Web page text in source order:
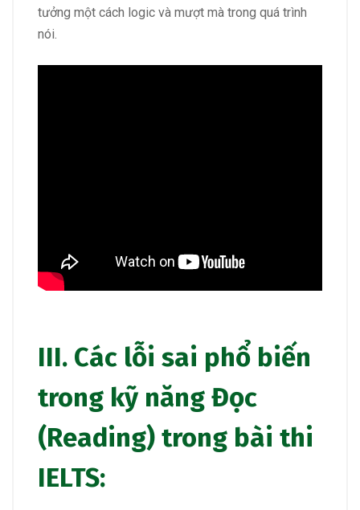
tưởng một cách logic và mượt mà trong quá trình
nói.
III. Các lỗi sai phổ biến
trong kỹ năng Đọc
(Reading) trong bài thi
IELTS: